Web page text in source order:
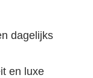
dagelijks
en luxe